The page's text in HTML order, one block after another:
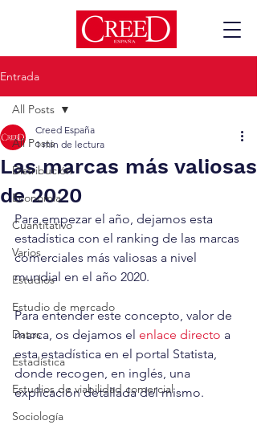
Entrada
All Posts
Distribución
Economía
Cuantitativo
Varios
Estudios
Estudio de mercado
Datos
Estadística
Estudios de viabilidad comercial
Sociología
All Posts
Las marcas más valiosas
de 2020
Creed España
1 min de lectura
Para empezar el año, dejamos esta
estadística con el ranking de las marcas
comerciales más valiosas a nivel
mundial en el año 2020.
Para entender este concepto, valor de
marca, os dejamos el enlace directo a
esta estadística en el portal Statista,
donde recogen, en inglés, una
explicación detallada del mismo.